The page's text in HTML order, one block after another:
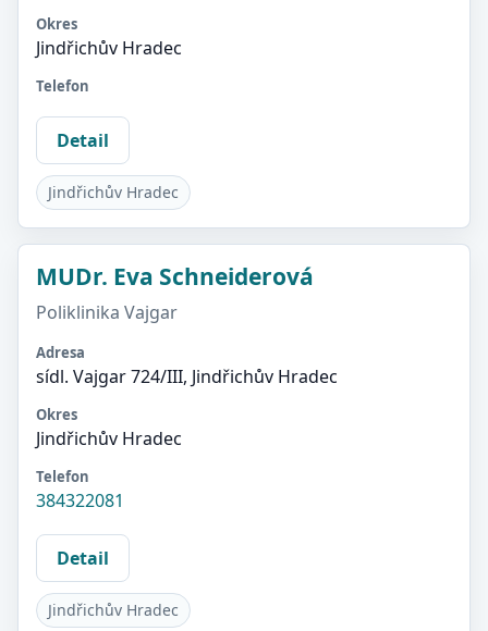
Okres
Jindřichův Hradec
Telefon
Detail
Jindřichův Hradec
MUDr. Eva Schneiderová
Poliklinika Vajgar
Adresa
sídl. Vajgar 724/III, Jindřichův Hradec
Okres
Jindřichův Hradec
Telefon
384322081
Detail
Jindřichův Hradec